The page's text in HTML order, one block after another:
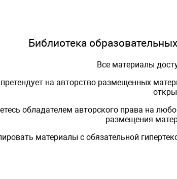
Библиотека
Все материалы
на авторство размещенных
обладателем авторского права на
размещения
материалы с обязательной